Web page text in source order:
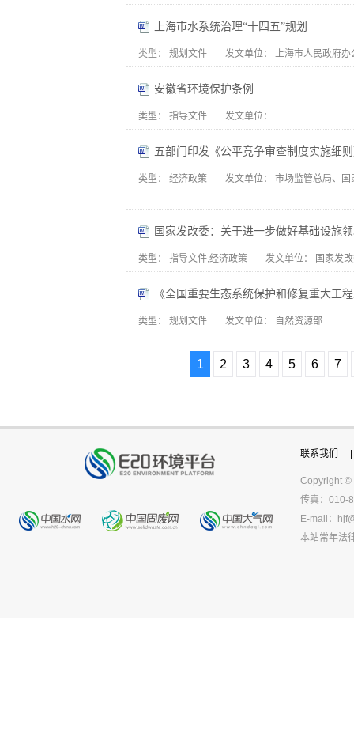
上海市水系统治理“十四五”规划
类型： 规划文件 发文单位： 上海市人民政府办
安徽省环境保护条例
类型： 指导文件 发文单位：
五部门印发《公平竞争审查制度实施细
类型： 经济政策 发文单位： 市场监管总局、
类型： 指导文件,经济政策 发文单位： 国家发
《全国重要生态系统保护和修复重大工
类型： 规划文件 发文单位： 自然资源部
1 2 3 4 5 6 7
联系我们 |
Copyright ©
传真：010-
E-mail：
本站常年法